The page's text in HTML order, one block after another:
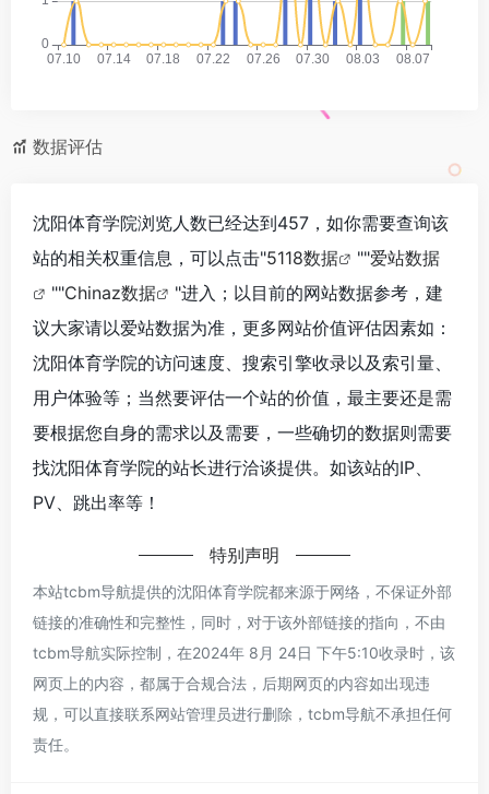
数据评估
沈阳体育学院浏览人数已经达到457，如你需要查询该
站的相关权重信息，可以点击"5118数据 ""爱站数据
""Chinaz数据
"进入；以目前的网站数据参考，建
议大家请以爱站数据为准，更多网站价值评估因素如：
沈阳体育学院的访问速度、搜索引擎收录以及索引量、
用户体验等；当然要评估一个站的价值，最主要还是需
要根据您自身的需求以及需要，一些确切的数据则需要
找沈阳体育学院的站长进行洽谈提供。如该站的IP、
PV、跳出率等！
特别声明
本站tcbm导航提供的沈阳体育学院都来源于网络，不保证外部
链接的准确性和完整性，同时，对于该外部链接的指向，不由
tcbm导航实际控制，在2024年 8月 24日 下午5:10收录时，该
网页上的内容，都属于合规合法，后期网页的内容如出现违
规，可以直接联系网站管理员进行删除，tcbm导航不承担任何
责任。